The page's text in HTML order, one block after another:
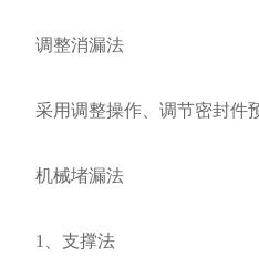
调整消漏法
采用调整操作、调节密封件预
机械堵漏法
1、支撑法